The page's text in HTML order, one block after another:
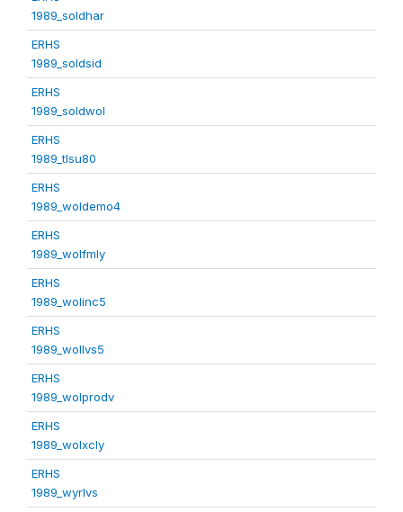
1989_soldhar
ERHS
1989_soldsid
ERHS
1989_soldwol
ERHS
1989_tlsu80
ERHS
1989_woldemo4
ERHS
1989_wolfmly
ERHS
1989_wolinc5
ERHS
1989_wollvs5
ERHS
1989_wolprodv
ERHS
1989_wolxcly
ERHS
1989_wyrlvs